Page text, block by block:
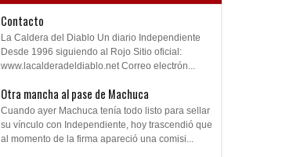
Contacto
La Caldera del Diablo Un diario Independiente
Desde 1996 siguiendo al Rojo Sitio oficial:
www.lacalderadeldiablo.net Correo electrón...
Otra mancha al pase de Machuca
Cuando ayer Machuca tenía todo listo para sellar
su vínculo con Independiente, hoy trascendió que
al momento de la firma apareció una comisi...